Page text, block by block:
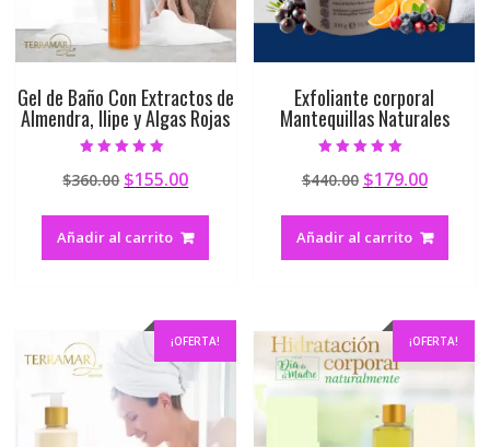
Gel de Baño Con Extractos de
Almendra, Ilipe y Algas Rojas
5.00
de 5
$360.00 $155.00
Añadir al carrito
Exfoliante corporal
Mantequillas Naturales
5.00
de 5
$440.00 $179.00
Añadir al carrito
¡OFERTA! ¡OFERTA!